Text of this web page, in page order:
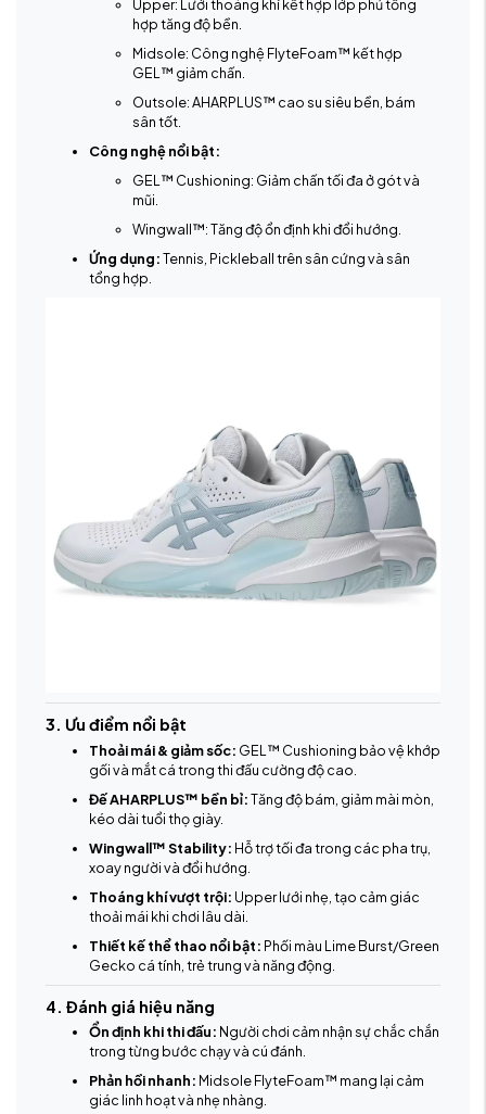
Upper: Lưới thoáng khí kết hợp lớp phủ tổng
hợp tăng độ bền.
Midsole: Công nghệ FlyteFoam™ kết hợp
GEL™ giảm chấn.
Outsole: AHARPLUS™ cao su siêu bền, bám
sân tốt.
Công nghệ nổi bật:
GEL™ Cushioning: Giảm chấn tối đa ở gót và
mũi.
Wingwall™: Tăng độ ổn định khi đổi hướng.
Ứng dụng:Tennis, Pickleball trên sân cứng và sân
tổng hợp.
3. Ưu điểm nổi bật
Thoải mái & giảm sốc: GEL™ Cushioning bảo vệ khớp
gối và mắt cá trong thi đấu cường độ cao.
Đế AHARPLUS™ bền bỉ:Tăng độ bám, giảm mài mòn,
kéo dài tuổi thọ giày.
Wingwall™ Stability: Hỗ trợ tối đa trong các pha trụ,
xoay người và đổi hướng.
Thoáng khí vượt trội: Upper lưới nhẹ, tạo cảm giác
thoải mái khi chơi lâu dài.
Thiết kế thể thao nổi bật: Phối màu Lime Burst/Green
Gecko cá tính, trẻ trung và năng động.
4. Đánh giá hiệu năng
Ổn định khi thi đấu: Người chơi cảm nhận sự chắc chắn
trong từng bước chạy và cú đánh.
Phản hồi nhanh: Midsole FlyteFoam™ mang lại cảm
giác linh hoạt và nhẹ nhàng.